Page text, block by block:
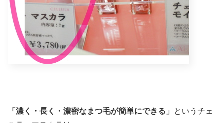
「濃く・長く・濃密なまつ毛が簡単にできる」
というチェ